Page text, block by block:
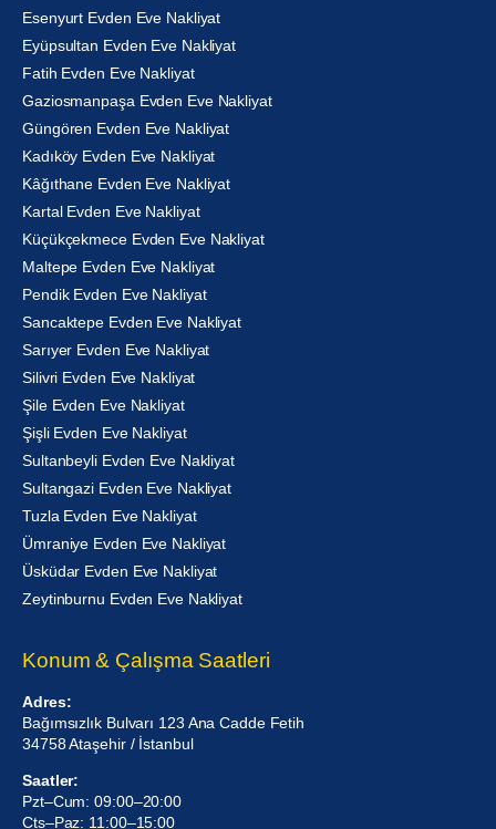
Esenyurt Evden Eve Nakliyat
Eyüpsultan Evden Eve Nakliyat
Fatih Evden Eve Nakliyat
Gaziosmanpaşa Evden Eve Nakliyat
Güngören Evden Eve Nakliyat
Kadıköy Evden Eve Nakliyat
Kâğıthane Evden Eve Nakliyat
Kartal Evden Eve Nakliyat
Küçükçekmece Evden Eve Nakliyat
Maltepe Evden Eve Nakliyat
Pendik Evden Eve Nakliyat
Sancaktepe Evden Eve Nakliyat
Sarıyer Evden Eve Nakliyat
Silivri Evden Eve Nakliyat
Şile Evden Eve Nakliyat
Şişli Evden Eve Nakliyat
Sultanbeyli Evden Eve Nakliyat
Sultangazi Evden Eve Nakliyat
Tuzla Evden Eve Nakliyat
Ümraniye Evden Eve Nakliyat
Üsküdar Evden Eve Nakliyat
Zeytinburnu Evden Eve Nakliyat
Konum & Çalışma Saatleri
Adres:
Bağımsızlık Bulvarı 123 Ana Cadde Fetih
34758 Ataşehir / İstanbul
Saatler:
Pzt–Cum: 09:00–20:00
Cts–Paz: 11:00–15:00